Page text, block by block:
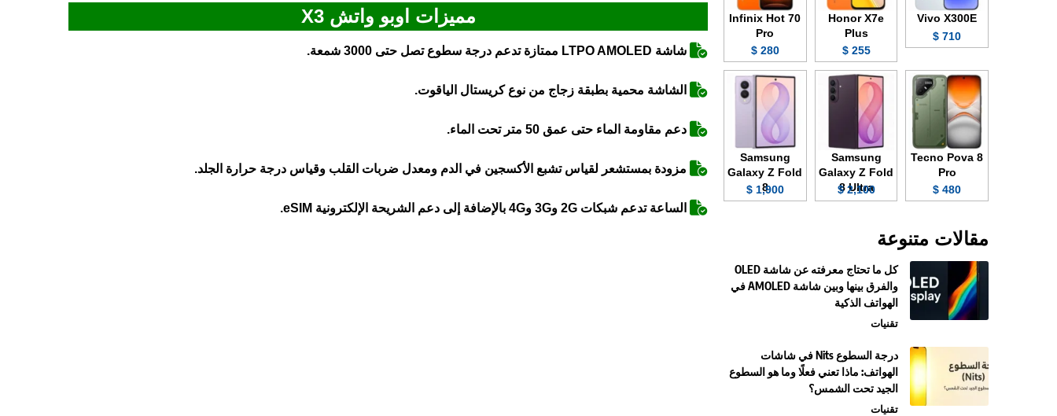
مميزات اوبو واتش X3
شاشة LTPO AMOLED ممتازة تدعم درجة سطوع تصل حتى 3000 شمعة.
الشاشة محمية بطبقة زجاج من نوع كريستال الياقوت.
دعم مقاومة الماء حتى عمق 50 متر تحت الماء.
مزودة بمستشعر لقياس تشبع الأكسجين في الدم ومعدل ضربات القلب وقياس درجة حرارة الجلد.
الساعة تدعم شبكات 2G و3G و4G بالإضافة إلى دعم الشريحة الإلكترونية eSIM.
Vivo X300E
710 $
Honor X7e
Plus
255 $
Infinix Hot 70
Pro
280 $
Tecno Pova 8
Pro
480 $
Samsung
Galaxy Z Fold
8 Ultra
2,100 $
Samsung
Galaxy Z Fold
8
1,900 $
مقالات متنوعة
كل ما تحتاج معرفته عن شاشة OLED
والفرق بينها وبين شاشة AMOLED في
الهواتف الذكية
تقنيات
درجة السطوع Nits في شاشات
الهواتف: ماذا تعني فعلًا وما هو السطوع
الجيد تحت الشمس؟
تقنيات